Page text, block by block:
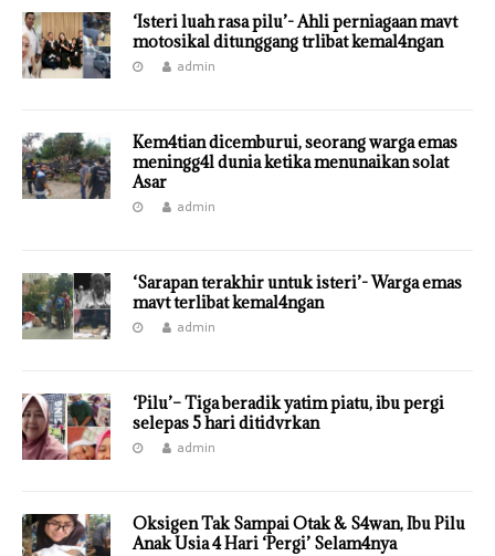
‘Isteri luah rasa pilu’- Ahli perniagaan mavt
motosikal ditunggang trlibat kemal4ngan
admin
Kem4tian dicemburui, seorang warga emas
meningg4l dunia ketika menunaikan solat
Asar
admin
‘Sarapan terakhir untuk isteri’- Warga emas
mavt terlibat kemal4ngan
admin
‘Pilu’– Tiga beradik yatim piatu, ibu pergi
selepas 5 hari ditidvrkan
admin
Oksigen Tak Sampai Otak & S4wan, Ibu Pilu
Anak Usia 4 Hari ‘Pergi’ Selam4nya